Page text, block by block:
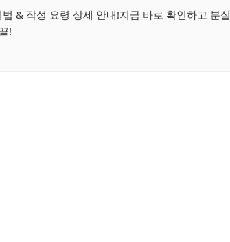
& 작성 요령 상세 안내!지금 바로 확인하고 분실
!